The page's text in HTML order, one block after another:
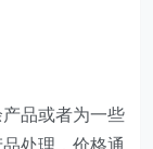
品或者为一些
处理，价格通